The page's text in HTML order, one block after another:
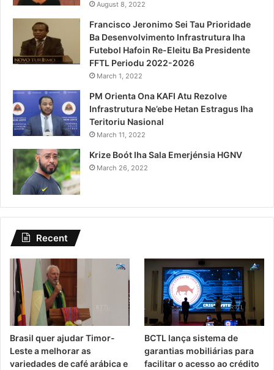
August 8, 2022
Francisco Jeronimo Sei Tau Prioridade
Ba Desenvolvimento Infrastrutura Iha
Futebol Hafoin Re-Eleitu Ba Presidente
FFTL Periodu 2022-2026
March 1, 2022
PM Orienta Ona KAFI Atu Rezolve
Infrastrutura Ne’ebe Hetan Estragus Iha
Teritoriu Nasional
March 11, 2022
Krize Boót Iha Sala Emerjénsia HGNV
March 26, 2022
Recent
Brasil quer ajudar Timor-
Leste a melhorar as
variedades de café arábica e
BCTL lança sistema de
garantias mobiliárias para
facilitar o acesso ao crédito